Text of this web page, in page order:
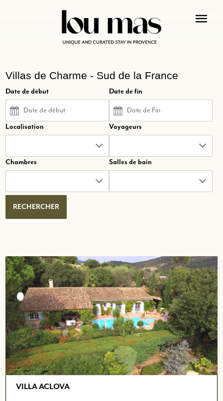
menu
Villas de Charme - Sud de la France
Date de début Date de fin
Localisation Voyageurs
Chambres Salles de bain
RECHERCHER
VILLA ACLOVA